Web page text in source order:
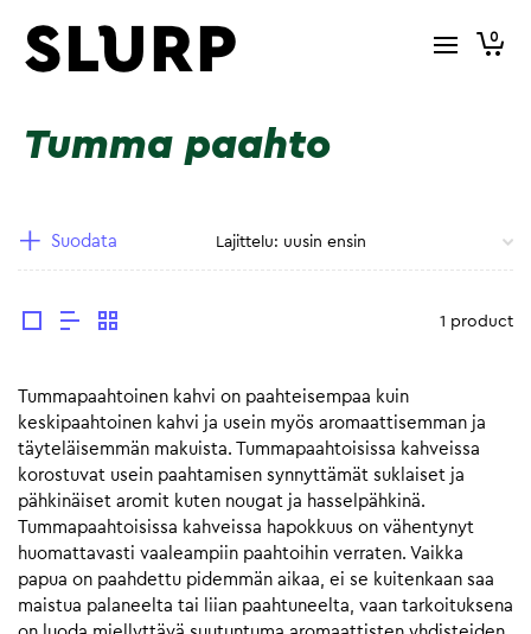
0
Tumma paahto
Suodata
1 product
Tummapaahtoinen kahvi on paahteisempaa kuin
keskipaahtoinen kahvi ja usein myös aromaattisemman ja
täyteläisemmän makuista. Tummapaahtoisissa kahveissa
korostuvat usein paahtamisen synnyttämät suklaiset ja
pähkinäiset aromit kuten nougat ja hasselpähkinä.
Tummapaahtoisissa kahveissa hapokkuus on vähentynyt
huomattavasti vaaleampiin paahtoihin verraten. Vaikka
papua on paahdettu pidemmän aikaa, ei se kuitenkaan saa
maistua palaneelta tai liian paahtuneelta, vaan tarkoituksena